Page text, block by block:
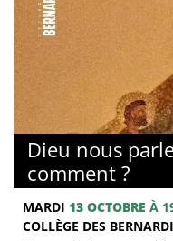
Dieu nous
comment ?
MARDI 13 OCTOBRE À
COLLÈGE DES